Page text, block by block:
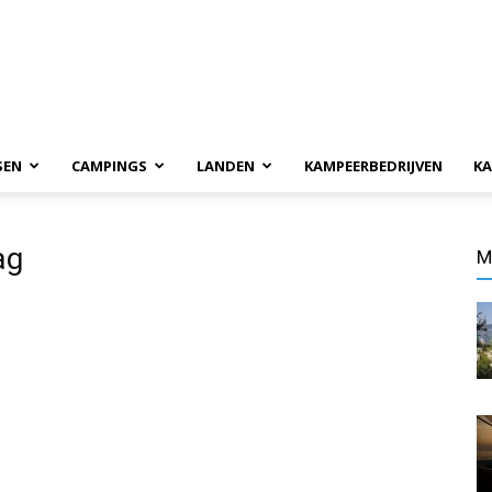
CAMPINGS LANDEN KAMPEERBEDRIJVEN